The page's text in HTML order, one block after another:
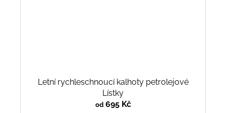
Letní rychleschnoucí kalhoty petrolejové
Lístky
od695 Kč